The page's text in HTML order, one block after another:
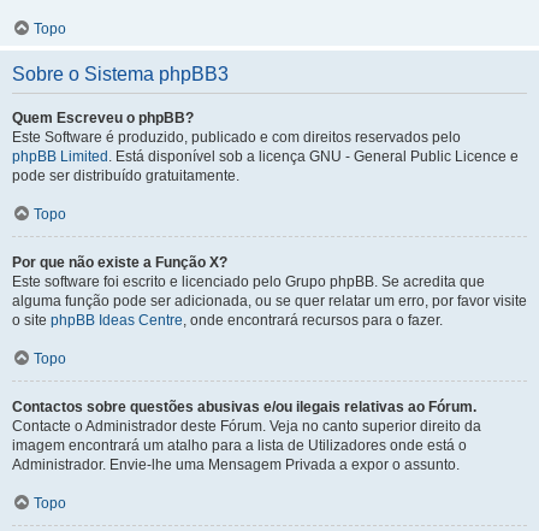
Topo
Sobre o Sistema phpBB3
Quem Escreveu o phpBB?
Este Software é produzido, publicado e com direitos reservados pelo
phpBB Limited . Está disponível sob a licença GNU - General Public Licence e
pode ser distribuído gratuitamente.
Topo
Por que não existe a Função X?
Este software foi escrito e licenciado pelo Grupo phpBB. Se acredita que
alguma função pode ser adicionada, ou se quer relatar um erro, por favor visite
o site phpBB Ideas Centre, onde encontrará recursos para o fazer.
Topo
Contactos sobre questões abusivas e/ou ilegais relativas ao Fórum.
Contacte o Administrador deste Fórum. Veja no canto superior direito da
imagem encontrará um atalho para a lista de Utilizadores onde está o
Administrador. Envie-lhe uma Mensagem Privada a expor o assunto.
Topo